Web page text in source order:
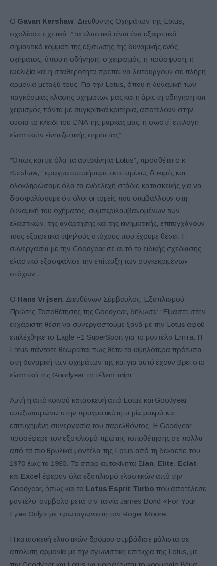
Ο Gavan Kershaw, Διευθυντής Οχημάτων της Lotus,
σχολίασε σχετικά: “Τα ελαστικά είναι ένα εξαιρετικά
σημαντικό κομμάτι της εξίσωσης της δυναμικής ενός
οχήματος, όπου η οδήγηση, ο χειρισμός, η πρόσφυση, η
ευελιξία και η σταθερότητα πρέπει να λειτουργούν σε πλήρη
αρμονία μεταξύ τους. Για την Lotus, όπου η δυναμική των
παγκόσμιας κλάσης οχημάτων μας και η άριστη οδήγηση και
χειρισμός πάντα με συγκριτικά κριτήρια, αποτελούν στην
ουσία το κλειδί του DNA της μάρκας μας, η σωστή επιλογή
ελαστικών είναι ζωτικής σημασίας”.
“Όπως και με όλα τα αυτοκίνητα Lotus”, προσθέτει ο κ.
Kershaw, “πραγματοποιήσαμε εκτεταμένες δοκιμές και
ολοκληρώσαμε όλα τα ενδελεχή στάδια κατασκευής για να
διασφαλίσουμε ότι όλοι οι τομείς που συμβάλλουν στη
δυναμική του οχήματος, συμπεριλαμβανομένων των
ελαστικών, της ανάρτησης και της κινηματικής, επιτυγχάνουν
τους εξαιρετικά υψηλούς στόχους που έχουμε θέσει. Η
συνεργασία με την Goodyear σε αυτό το ειδικής σχεδίασης
ελαστικό εξασφάλισε την επίτευξη των συγκεκριμένων
στόχων”.
Ο Hans Vrijsen, Διευθύνων Σύμβουλος, Εξοπλισμού
Πρώτης Τοποθέτησης της Goodyear, δήλωσε: “Είμαστε στην
ευχάριστη θέση να συνεργαστούμε ξανά με την Lotus αφού
επιλέχθηκε το Eagle F1 SuperSport για το μοντέλο Emira. Η
Lotus πάντοτε θεωρείται πως θέτει τα υψηλότερα πρότυπα
στη δυναμική των οχημάτων της και για αυτό έχουν βρει στο
ελαστικό της Goodyear το τέλειο ταίρι”.
Αυτή η από κοινού κατασκευή από Lotus και Goodyear
αναζωπυρώνει στην πραγματικότητα μία μακρά και
επιτυχημένη συνεργασία του παρελθόντος. Η Goodyear
προσέφερε τον εξοπλισμό πρώτης τοποθέτησης σε πολλά
από τα πιο θρυλικά μοντέλα της Lotus από τη δεκαετία του
1970 έως το 1990. Τα σπορ αυτοκίνητα Elan, Elite, Eclat
και Excel έφεραν όλα εξοπλισμό ελαστικών από την
Goodyear, όπως και το Lotus Esprit Turbo που αποτέλεσε
μοντέλο-σύμβολο μετά την ταινία James Bond «For Your
Eyes Only» με πρωταγωνιστή τον Roger Moore.
Η κατασκευή ελαστικών δρόμου συμβάδισε μάλιστα σε
απόλυτη αρμονία με την αγωνιστική επιτυχία της Lotus, με
την Goodyear και Lotus να μοιράζονται το κορυφαίο βήμα